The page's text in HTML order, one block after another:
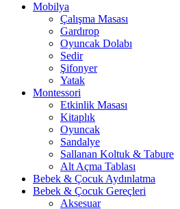
Mobilya
Çalışma Masası
Gardırop
⁠Oyuncak Dolabı
Sedir
Şifonyer
Yatak
Montessori
Etkinlik Masası
Kitaplık
Oyuncak
Sandalye
Sallanan Koltuk & Tabure
Alt Açma Tablası
Bebek & Çocuk Aydınlatma
Bebek & Çocuk Gereçleri
Aksesuar